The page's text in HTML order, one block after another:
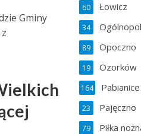
Gminy
Łowicz
60
34
Opoczno
89
Ozorków
19
Pabianice
164
Pajęczno
23
Piłka
79